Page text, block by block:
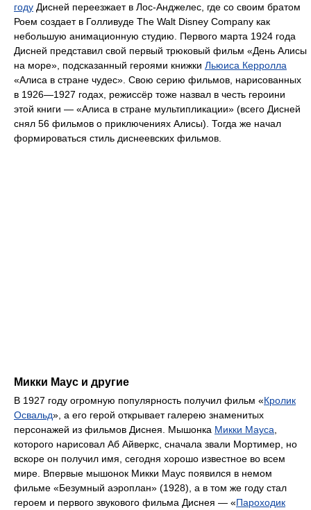
году Дисней переезжает в Лос-Анджелес, где со своим братом
Роем создает в Голливуде The Walt Disney Company как
небольшую анимационную студию. Первого марта 1924 года
Дисней представил свой первый трюковый фильм «День Алисы
на море», подсказанный героями книжки Льюиса Керролла
«Алиса в стране чудес». Свою серию фильмов, нарисованных
в 1926—1927 годах, режиссёр тоже назвал в честь героини
этой книги — «Алиса в стране мультипликации» (всего Дисней
снял 56 фильмов о приключениях Алисы). Тогда же начал
формироваться стиль диснеевских фильмов.
Микки Маус и другие
В 1927 году огромную популярность получил фильм «Кролик
Освальд», а его герой открывает галерею знаменитых
персонажей из фильмов Диснея. Мышонка Микки Мауса
которого нарисовал Аб Айверкс, сначала звали Мортимер, но
вскоре он получил имя, сегодня хорошо известное во всем
мире. Впервые мышонок Микки Маус появился в немом
фильме «Безумный аэроплан» (1928), а в том же году стал
героем и первого звукового фильма Диснея — «Пароходик